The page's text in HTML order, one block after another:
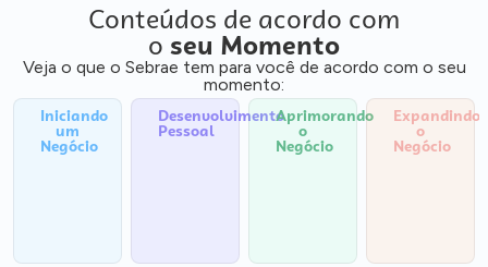
Conteúdos de acordo com
o seu Momento
Veja o que o Sebrae tem para você de acordo com o seu
momento:
Iniciando
um
Negócio
Desenvolvimento
Pessoal
Aprimorando
o
Negócio
Expandindo
o
Negócio